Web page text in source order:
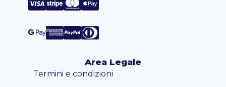
Area Legale
Termini e condizioni